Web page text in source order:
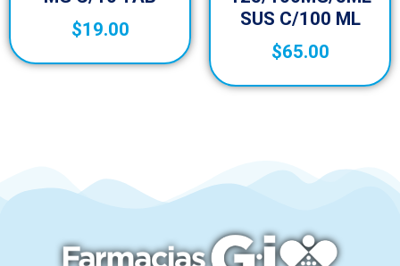
$19.00
SUS C/100 ML
$65.00